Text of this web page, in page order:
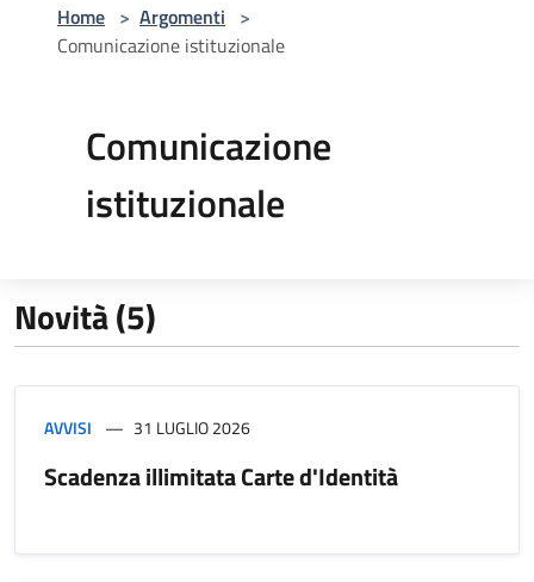
Home > Argomenti >
Comunicazione istituzionale
Comunicazione
istituzionale
Novità (5)
AVVISI 31 LUGLIO 2026
Scadenza illimitata Carte d'Identità